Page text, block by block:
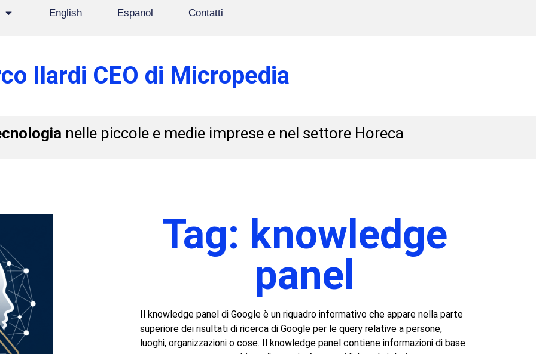
English Espanol Contatti
Ilardi CEO di Micropedia
nelle piccole e medie imprese e nel settore Horeca
Tag: knowledge
panel
Il knowledge panel di Google è un riquadro informativo che appare nella parte
superiore dei risultati di ricerca di Google per le query relative a persone,
luoghi, organizzazioni o cose. Il knowledge panel contiene informazioni di base